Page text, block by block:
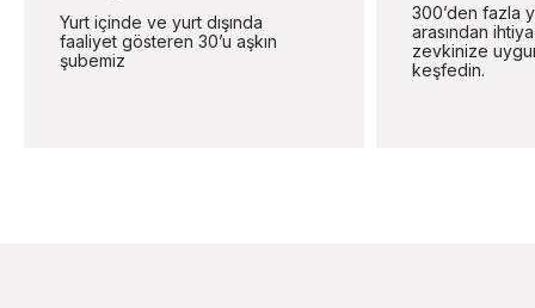
Yurt içinde ve yurt dışında
faaliyet gösteren 30’u aşkın
şubemiz
300’den fazla
arasından
zevkinize
keşfedin.